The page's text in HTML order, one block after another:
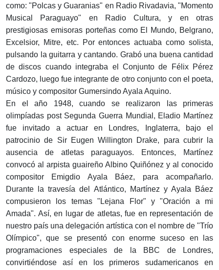
como: "Polcas y Guaranias" en Radio Rivadavia, "Momento
Musical Paraguayo" en Radio Cultura, y en otras
prestigiosas emisoras porteñas como El Mundo, Belgrano,
Excelsior, Mitre, etc. Por entonces actuaba como solista,
pulsando la guitarra y cantando. Grabó una buena cantidad
de discos cuando integraba el Conjunto de Félix Pérez
Cardozo, luego fue integrante de otro conjunto con el poeta,
músico y compositor Gumersindo Ayala Aquino.
En el año 1948, cuando se realizaron las primeras
olimpíadas post Segunda Guerra Mundial, Eladio Martínez
fue invitado a actuar en Londres, Inglaterra, bajo el
patrocinio de Sir Eugen Willington Drake, para cubrir la
ausencia de atletas paraguayos. Entonces, Martínez
convocó al arpista guaireño Albino Quiñónez y al conocido
compositor Emigdio Ayala Báez, para acompañarlo.
Durante la travesía del Atlántico, Martínez y Ayala Báez
compusieron los temas "Lejana Flor" y "Oración a mi
Amada". Así, en lugar de atletas, fue en representación de
nuestro país una delegación artística con el nombre de "Trío
Olímpico", que se presentó con enorme suceso en las
programaciones especiales de la BBC de Londres,
convirtiéndose así en los primeros sudamericanos en